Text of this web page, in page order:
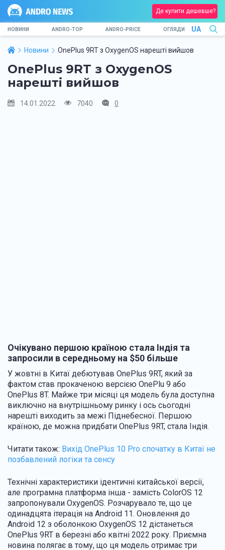
Де купити дешевше?
НОВИНИ ANDRO-TOP ANDRO-PRICE ОГЛЯДИ UA
Новини OnePlus 9RT з OxygenOS нарешті вийшов
OnePlus 9RT з OxygenOS
нарешті вийшов
14.01.2022 7040 0
Очікувано першою країною стала Індія та
запросили в середньому на $50 більше
У жовтні в Китаї дебютував OnePlus 9RT, який за
фактом став прокаченою версією OnePlu 9 або
OnePlus 8T. Майже три місяці ця модель була доступна
виключно на внутрішньому ринку і ось сьогодні
нарешті виходить за межі Піднебесної. Першою
країною, де можна придбати OnePlus 9RT, стала Індія.
Читати також: Вихід OnePlus 10 Pro спочатку в Китаї не
позбавлений логіки та сенсу
Технічні характеристики ідентичні китайської версії,
але програмна платформа інша - замість ColorOS 12
запропонували OxygenOS. Розчарувало те, що це
одинадцята ітерація на Android 11. Оновлення до
Android 12 з оболонкою OxygenOS 12 дістанеться
OnePlus 9RT в березні або квітні 2022 року. Приємна
новина полягає в тому, що ця модель отримає три